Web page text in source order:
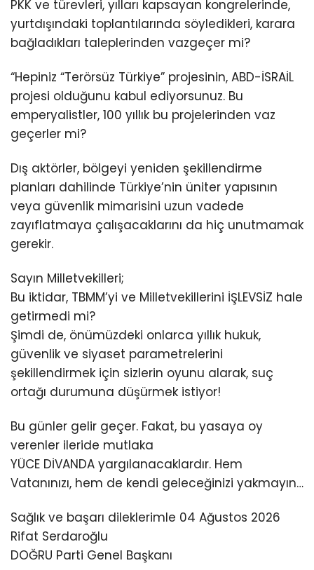
PKK ve türevleri, yılları kapsayan kongrelerinde,
yurtdışındaki toplantılarında söyledikleri, karara
bağladıkları taleplerinden vazgeçer mi?
“Hepiniz “Terörsüz Türkiye” projesinin, ABD-İSRAİL
projesi olduğunu kabul ediyorsunuz. Bu
emperyalistler, 100 yıllık bu projelerinden vaz
geçerler mi?
Dış aktörler, bölgeyi yeniden şekillendirme
planları dahilinde Türkiye’nin üniter yapısının
veya güvenlik mimarisini uzun vadede
zayıflatmaya çalışacaklarını da hiç unutmamak
gerekir.
Sayın Milletvekilleri;
Bu iktidar, TBMM’yi ve Milletvekillerini İŞLEVSİZ hale
getirmedi mi?
Şimdi de, önümüzdeki onlarca yıllık hukuk,
güvenlik ve siyaset parametrelerini
şekillendirmek için sizlerin oyunu alarak, suç
ortağı durumuna düşürmek istiyor!
Bu günler gelir geçer. Fakat, bu yasaya oy
verenler ileride mutlaka
YÜCE DİVANDA yargılanacaklardır. Hem
Vatanınızı, hem de kendi geleceğinizi yakmayın…
Sağlık ve başarı dileklerimle 04 Ağustos 2026
Rifat Serdaroğlu
DOĞRU Parti Genel Başkanı